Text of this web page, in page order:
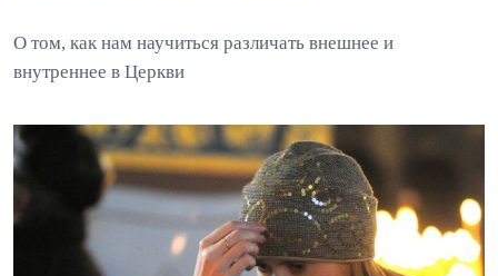
О том, как нам научиться различать внешнее и
внутреннее в Церкви